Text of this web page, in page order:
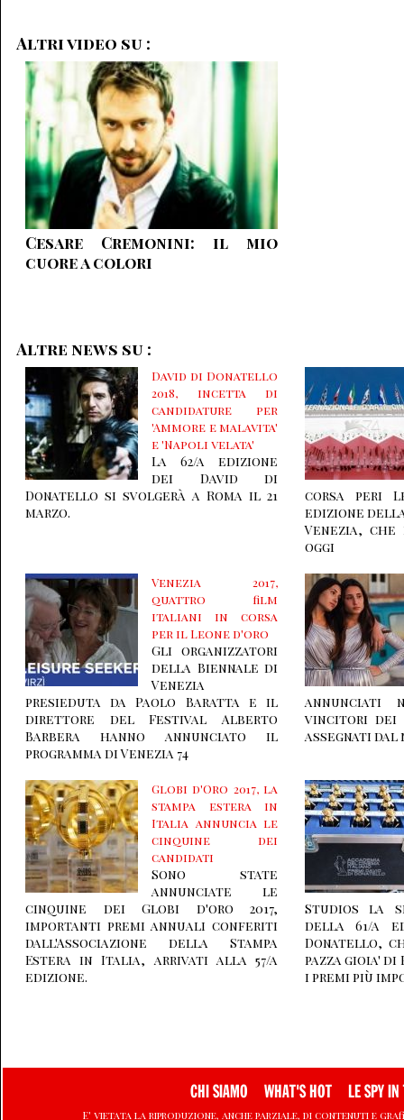
Altri video su :
Cesare Cremonini: il mio
cuore a colori
Altre news su :
David di Donatello
2018, incetta di
candidature per
'Ammore e malavita'
e 'Napoli velata'
La 62/a edizione
dei David di
Donatello si svolgerà a Roma il 21
marzo.
corsa peri
edizione
Venezia,
oggi
Venezia 2017,
quattro film
italiani in corsa
per il Leone d'oro
Gli organizzatori
della Biennale di
Venezia
presieduta da Paolo Baratta e il
direttore del Festival Alberto
Barbera hanno annunciato il
programma di Venezia 74
annunciati
vincitori dei
assegnati dal
Globi d'Oro 2017, la
stampa estera in
Italia annuncia le
cinquine dei
candidati
Sono state
annunciate le
cinquine dei Globi d'oro 2017,
importanti premi annuali conferiti
dall'Associazione della Stampa
Estera in Italia, arrivati alla 57/a
edizione.
Studios la
della 61/a
Donatello,
pazza gioia'
i premi più
CHI SIAMO WHAT'S HOT LE SPY IN
E' vietata la riproduzione, anche parziale, di contenuti e